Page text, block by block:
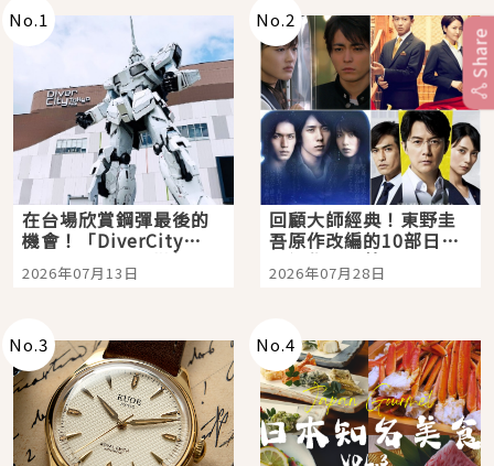
No.1
在台場欣賞鋼彈最後的
機會！「DiverCity
Tokyo Plaza」搭船、
購物、美食及夜景，一
2026年07月13日
No.2
回顧大師經典！東野圭
吾原作改編的10部日本
影視作品推薦
2026年07月28日
No.3 No.4
Share